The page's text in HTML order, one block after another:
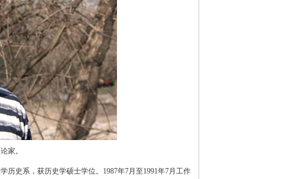
家。
史系，获历史学硕士学位。1987年7月至1991年7月工作